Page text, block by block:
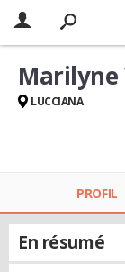
Marilyne
LUCCIANA
PROFIL
En résumé